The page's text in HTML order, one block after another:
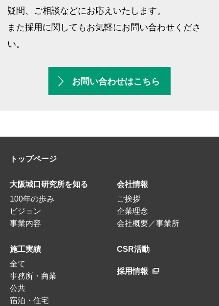
疑問、ご相談などにお応えいたします。
また採用に関してもお気軽にお問い合わせくださ
い。
お問い合わせはこちら
トップページ
大阪城口研究所を知る
100年の歩み
ビジョン
事業内容
会社情報
ご挨拶
企業理念
会社概要／事業所
施工実績
全て
事務所・商業
公共
宿泊・住宅
CSR活動
採用情報